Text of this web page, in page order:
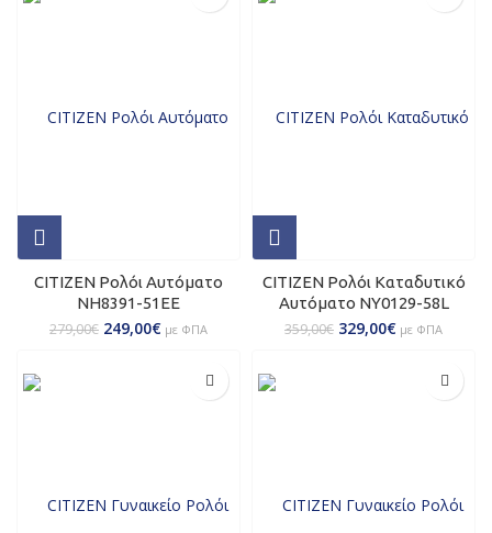
CITIZEN Ρολόι Αυτόματο
NH8391-51EE
279,00€ 249,00€ με ΦΠΑ
CITIZEN Ρολόι Καταδυτικό
Αυτόματο NY0129-58L
359,00€ 329,00€ με ΦΠΑ